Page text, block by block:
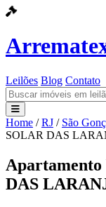
Leilões Blog Contato
Leilões
Blog
Contato
Home / RJ / São
SOLAR DAS
Apartamento
DAS